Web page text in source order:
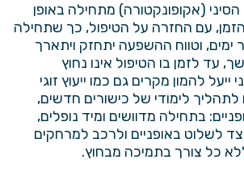
(אקופונקטורה) מתחילה באופן
עם החזרה על הטיפול, כך שתחילה
ימים, וטווח ההשפעה יתחזק ויתארך
עד לזמן בו הטיפול אינו נחוץ
ייעל להמון מקרים גם כמו ייעוץ זוגי
לימודי של כישורים חדשים,
בתחילה מדוושים ומיד נופלים,
לשלוט באופניים ולרכב למרחקים
כל צורך בתמיכה מבחוץ.